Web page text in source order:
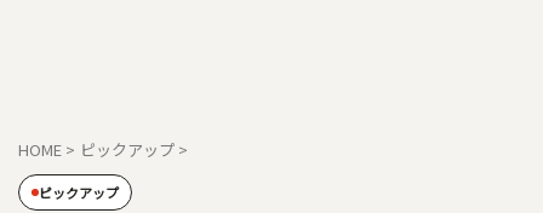
HOME > ピックアップ >
ピックアップ